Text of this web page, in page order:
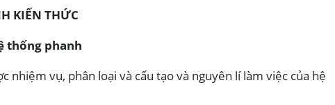
KIẾN THỨC
thống phanh
nhiệm vụ, phân loại và cấu tạo và nguyên lí làm việc của hệ